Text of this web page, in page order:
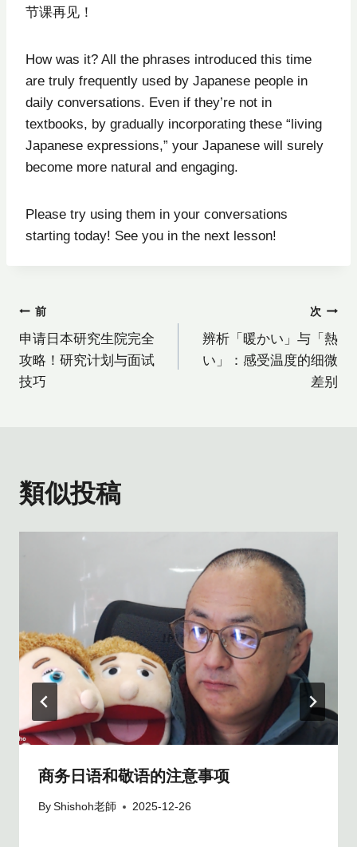
节课再见！
How was it? All the phrases introduced this time
are truly frequently used by Japanese people in
daily conversations. Even if they’re not in
textbooks, by gradually incorporating these “living
Japanese expressions,” your Japanese will surely
become more natural and engaging.
Please try using them in your conversations
starting today! See you in the next lesson!
投
稿
ナ
ー
ン
前
申请日本研究生院完全
攻略！研究计划与面试
技巧
次
辨析「暖かい」与「熱
い」：感受温度的细微
差别
類似投稿
商务日语和敬语的注意事项
By Shishoh老師 2025-12-26